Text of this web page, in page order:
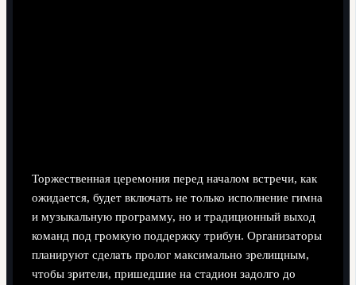
Торжественная церемония перед началом встречи, как
ожидается, будет включать не только исполнение гимна
и музыкальную программу, но и традиционный выход
команд под громкую поддержку трибун. Организаторы
планируют сделать пролог максимально зрелищным,
чтобы зрители, пришедшие на стадион задолго до